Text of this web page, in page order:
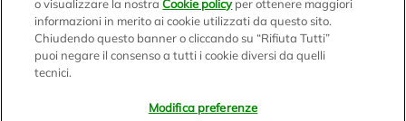
Scarica l'app
o visualizzare la nostraCookie policyper ottenere maggiori
informazioni in merito ai cookie utilizzati da questo sito.
Chiudendo questo banner o cliccando su “Rifiuta Tutti”
puoi negare il consenso a tutti i cookie diversi da quelli
tecnici.
Modifica preferenze